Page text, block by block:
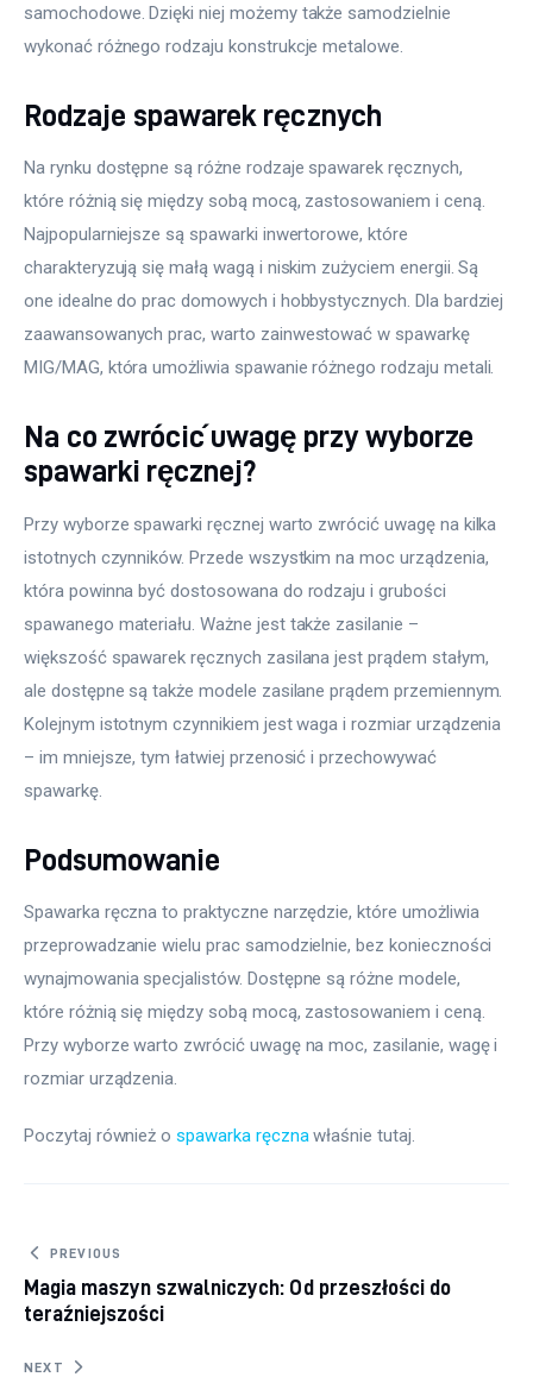
samochodowe. Dzięki niej możemy także samodzielnie
wykonać różnego rodzaju konstrukcje metalowe.
Rodzaje spawarek ręcznych
Na rynku dostępne są różne rodzaje spawarek ręcznych,
które różnią się między sobą mocą, zastosowaniem i ceną.
Najpopularniejsze są spawarki inwertorowe, które
charakteryzują się małą wagą i niskim zużyciem energii. Są
one idealne do prac domowych i hobbystycznych. Dla bardziej
zaawansowanych prac, warto zainwestować w spawarkę
MIG/MAG, która umożliwia spawanie różnego rodzaju metali.
Na co zwrócić uwagę przy wyborze
spawarki ręcznej?
Przy wyborze spawarki ręcznej warto zwrócić uwagę na kilka
istotnych czynników. Przede wszystkim na moc urządzenia,
która powinna być dostosowana do rodzaju i grubości
spawanego materiału. Ważne jest także zasilanie –
większość spawarek ręcznych zasilana jest prądem stałym,
ale dostępne są także modele zasilane prądem przemiennym.
Kolejnym istotnym czynnikiem jest waga i rozmiar urządzenia
– im mniejsze, tym łatwiej przenosić i przechowywać
spawarkę.
Podsumowanie
Spawarka ręczna to praktyczne narzędzie, które umożliwia
przeprowadzanie wielu prac samodzielnie, bez konieczności
wynajmowania specjalistów. Dostępne są różne modele,
które różnią się między sobą mocą, zastosowaniem i ceną.
Przy wyborze warto zwrócić uwagę na moc, zasilanie, wagę i
rozmiar urządzenia.
Poczytaj również o spawarka ręczna właśnie tutaj.
Nawigacja wpisu
PREVIOUS
Magia maszyn szwalniczych: Od przeszłości do
teraźniejszości
NEXT